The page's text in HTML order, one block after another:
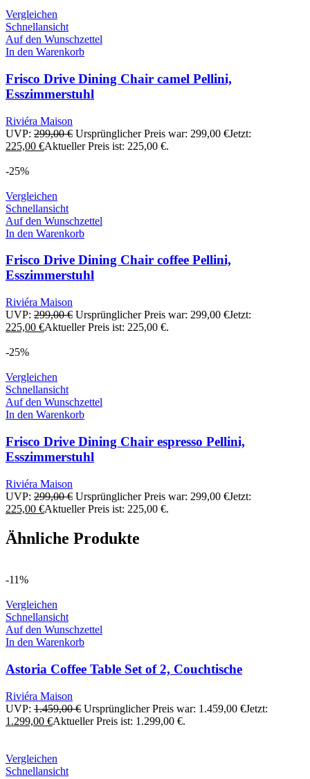
Vergleichen
Schnellansicht
Auf den Wunschzettel
In den Warenkorb
Frisco Drive Dining Chair camel Pellini,
Esszimmerstuhl
Riviéra Maison
UVP: 299,00€ Ursprünglicher Preis war: 299,00 €Jetzt:
225,00 €Aktueller Preis ist: 225,00 €.
-25%
Vergleichen
Schnellansicht
Auf den Wunschzettel
In den Warenkorb
Frisco Drive Dining Chair coffee Pellini,
Esszimmerstuhl
Riviéra Maison
UVP: 299,00€ Ursprünglicher Preis war: 299,00 €Jetzt:
225,00 €Aktueller Preis ist: 225,00 €.
-25%
Vergleichen
Schnellansicht
Auf den Wunschzettel
In den Warenkorb
Frisco Drive Dining Chair espresso Pellini,
Esszimmerstuhl
Riviéra Maison
UVP: 299,00€ Ursprünglicher Preis war: 299,00 €Jetzt:
225,00 €Aktueller Preis ist: 225,00 €.
Ähnliche Produkte
-11%
Vergleichen
Schnellansicht
Auf den Wunschzettel
In den Warenkorb
Astoria Coffee Table Set of 2, Couchtische
Riviéra Maison
UVP: 1.459,00€ Ursprünglicher Preis war: 1.459,00 €Jetzt:
1.299,00 €Aktueller Preis ist: 1.299,00 €.
Vergleichen
Schnellansicht